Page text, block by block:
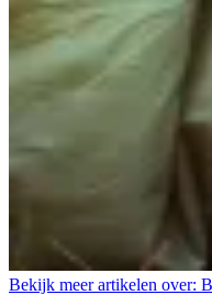
Bekijk meer artikelen over: